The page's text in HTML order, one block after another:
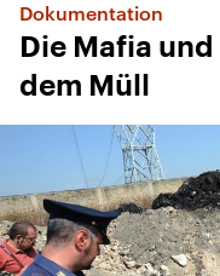
Dokumentation
Die Mafia
dem Müll